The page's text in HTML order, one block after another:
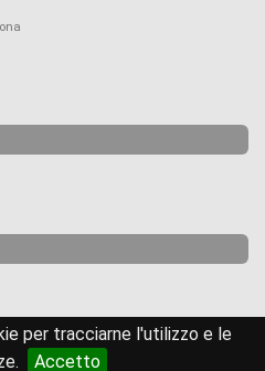
per tracciarne l'utilizzo e le
Accetto
compravendita.ch